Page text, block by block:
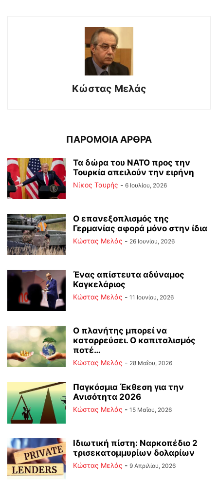
Κώστας Μελάς
ΠΑΡΟΜΟΙΑ ΑΡΘΡΑ
Τα δώρα του ΝΑΤΟ προς την
Τουρκία απειλούν την ειρήνη
Νίκος Ταυρής - 6 Ιουλίου, 2026
Ο επανεξοπλισμός της
Γερμανίας αφορά μόνο στην ίδια
Κώστας Μελάς - 26 Ιουνίου, 2026
Ένας απίστευτα αδύναμος
Καγκελάριος
Κώστας Μελάς - 11 Ιουνίου, 2026
Ο πλανήτης μπορεί να
καταρρεύσει. Ο καπιταλισμός
ποτέ…
Κώστας Μελάς - 28 Μαΐου, 2026
Παγκόσμια Έκθεση για την
Ανισότητα 2026
Κώστας Μελάς - 15 Μαΐου, 2026
Ιδιωτική πίστη: Ναρκοπέδιο 2
τρισεκατομμυρίων δολαρίων
Κώστας Μελάς - 9 Απριλίου, 2026